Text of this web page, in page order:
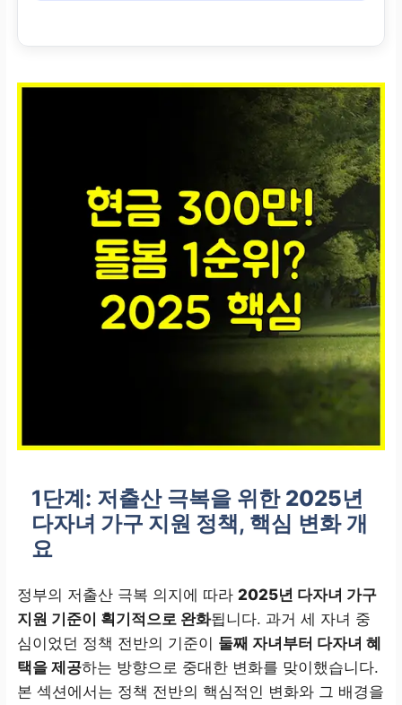
1단계: 저출산 극복을 위한 2025년
다자녀 가구 지원 정책, 핵심 변화 개
요
정부의 저출산 극복 의지에 따라 2025년 다자녀 가구
지원 기준이 획기적으로 완화됩니다. 과거 세 자녀 중
심이었던 정책 전반의 기준이 둘째 자녀부터 다자녀 혜
택을 제공하는 방향으로 중대한 변화를 맞이했습니다.
본 섹션에서는 정책 전반의 핵심적인 변화와 그 배경을